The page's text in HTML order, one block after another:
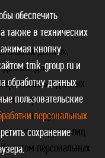
данных,
данных для
данных
и правил,
данных».
кругом лиц
персональных
обеспечить
также в технических
кнопку
tmk-group.ru и
обработку данных
пользовательские
персональных
сохранение